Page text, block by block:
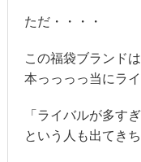
ただ・・・・
この福袋ブランドは
本っっっっ当にラ
「ライバルが多す
という人も出てき